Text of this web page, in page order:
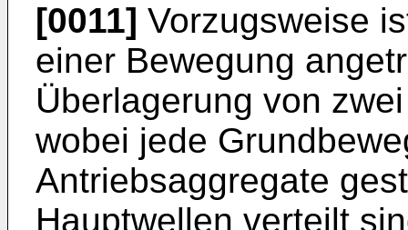
[0011] Vorzugsweise
einer Bewegung
Überlagerung von
wobei jede
Antriebsaggregate
Hauptwellen verteilt